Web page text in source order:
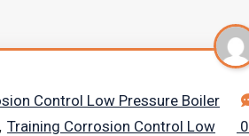
Control Low Pressure Boiler
, Training Corrosion Control Low
0